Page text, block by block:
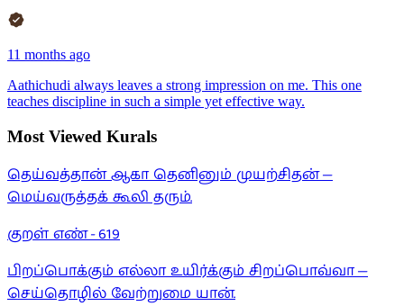
11 months ago
Aathichudi always leaves a strong impression on me. This one
teaches discipline in such a simple yet effective way.
Most Viewed Kurals
தெய்வத்தான் ஆகா தெனினும் முயற்சிதன் —
மெய்வருத்தக் கூலி தரும்.
குறள் எண் -619
பிறப்பொக்கும் எல்லா உயிர்க்கும் சிறப்பொவ்வா —
செய்தொழில் வேற்றுமை யான்.